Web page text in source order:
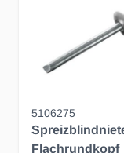
5106275
Flachrundkopf